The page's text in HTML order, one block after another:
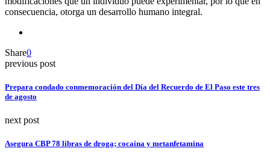
consecuencia, otorga un desarrollo humano integral.
Share0
previous post
Prepara condado conmemoración del Día del Recuerdo de El Paso este tres
de agosto
next post
Asegura CBP 78 libras de droga; cocaína y metanfetamina